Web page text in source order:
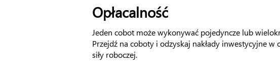
Opłacalność
Jeden cobot może wykonywać pojedyncze lub
Przejdź na coboty i odzyskaj nakłady inwestycyjne
siły roboczej.